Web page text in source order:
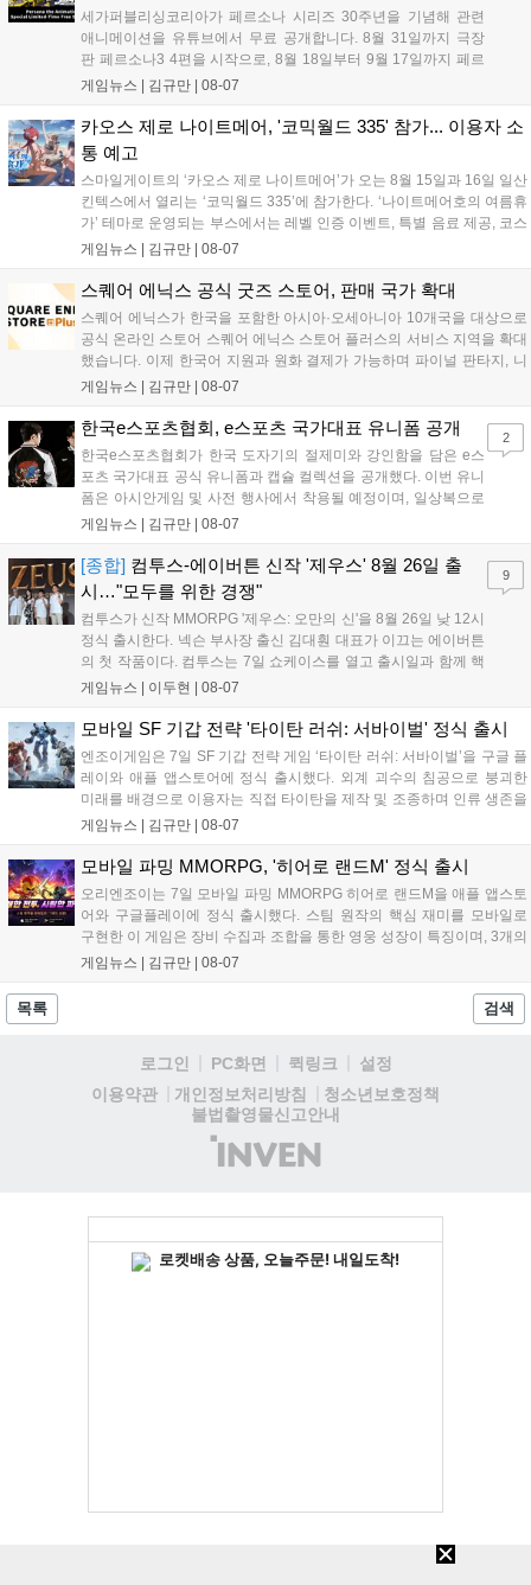
세가퍼블리싱코리아가 페르소나 시리즈 30주년을 기념해 관련
애니메이션을 유튜브에서 무료 공개합니다. 8월 31일까지 극장
판 페르소나3 4편을 시작으로, 8월 18일부터 9월 17일까지 페르
소나4 더 골든 12화, 9월 15일부터 10월 14일까지 페르소나5 시
시지를 모집하며, 선정된 내용은 기념 영상 및 대형 전광판에 소
개될 예정입니다....
게임뉴스 | 김규만 | 08-07
카오스 제로 나이트메어, '코믹월드 335' 참가... 이용자 소
통 예고
스마일게이트의 ‘카오스 제로 나이트메어’가 오는 8월 15일과 16일 일산
킨텍스에서 열리는 ‘코믹월드 335’에 참가한다. ‘나이트메어호의 여름휴
가’ 테마로 운영되는 부스에서는 레벨 인증 이벤트, 특별 음료 제공, 코스
프레 모델 포토존 등 다채로운 행사가 진행된다. 유명 코스어 7인이 캐릭
세한 정보는 공식 커뮤니티에서 확인 가능하다....
게임뉴스 | 김규만 | 08-07
스퀘어 에닉스 공식 굿즈 스토어, 판매 국가 확대
스퀘어 에닉스가 한국을 포함한 아시아·오세아니아 10개국을 대상으로
공식 온라인 스토어 스퀘어 에닉스 스토어 플러스의 서비스 지역을 확대
했습니다. 이제 한국어 지원과 원화 결제가 가능하며 파이널 판타지, 니
어 등 주요 게임의 피규어, 굿즈를 구매할 수 있습니다. 신상품이 순차적
용 가능합니다....
게임뉴스 | 김규만 | 08-07
한국e스포츠협회, e스포츠 국가대표 유니폼 공개
한국e스포츠협회가 한국 도자기의 절제미와 강인함을 담은 e스
포츠 국가대표 공식 유니폼과 캡슐 컬렉션을 공개했다. 이번 유니
폼은 아시안게임 및 사전 행사에서 착용될 예정이며, 일상복으로
구성된 컬렉션은 오는 8월 28일부터 골스튜디오 공식 홈페이지
서는 대회 규정에 따라 별도의 유니폼을 착용할 계획이다....
게임뉴스 | 김규만 | 08-07
2
[종합] 컴투스-에이버튼 신작 '제우스' 8월 26일 출
시…"모두를 위한 경쟁"
컴투스가 신작 MMORPG '제우스: 오만의 신'을 8월 26일 낮 12시
정식 출시한다. 넥슨 부사장 출신 김대훤 대표가 이끄는 에이버튼
의 첫 작품이다. 컴투스는 7일 쇼케이스를 열고 출시일과 함께 핵
심 콘텐츠, 유료화 정책, 운영 방향을 공개했다. 캐릭터명 선점은
의 오만으로 균열이...
게임뉴스 | 이두현 | 08-07
9
모바일 SF 기갑 전략 '타이탄 러쉬: 서바이벌' 정식 출시
엔조이게임은 7일 SF 기갑 전략 게임 ‘타이탄 러쉬: 서바이벌’을 구글 플
레이와 애플 앱스토어에 정식 출시했다. 외계 괴수의 침공으로 붕괴한
미래를 배경으로 이용자는 직접 타이탄을 제작 및 조종하며 인류 생존을
위한 전투를 펼친다. 지휘관 모집, 피난처 운영, 연맹 협동 콘텐츠가 특징
지원 보상을 제공한다. 상세 내용은 공식 커뮤니티에서 확인 가능하다....
게임뉴스 | 김규만 | 08-07
모바일 파밍 MMORPG, '히어로 랜드M' 정식 출시
오리엔조이는 7일 모바일 파밍 MMORPG 히어로 랜드M을 애플 앱스토
어와 구글플레이에 정식 출시했다. 스팀 원작의 핵심 재미를 모바일로
구현한 이 게임은 장비 수집과 조합을 통한 영웅 성장이 특징이며, 3개의
무기 스킬을 활용한 전략적 전투와 길드전 등 다양한 콘텐츠를 제공한
혜택을 지급하며, 상세 내용은 공식 라운지에서 확인할 수 있다. 이용자
는 게임 접속 및 주요 콘텐츠 플레이를 통해 성장을 지원받을 수 있다....
게임뉴스 | 김규만 | 08-07
목록 검색
로그인 PC화면 퀵링크
설정
이용약관
개인정보처리방침
청소년보호정책
불법촬영물신고안내
(주)
인